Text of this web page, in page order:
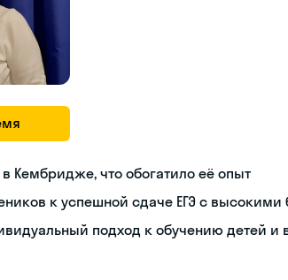
Кембридже, что обогатило её опыт
к успешной сдаче ЕГЭ с высокими
подход к обучению детей и